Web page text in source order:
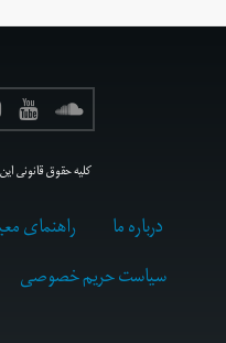
کلیه حقوق قانونی
درباره ما راهنمای
سیاست حریم خصوصی